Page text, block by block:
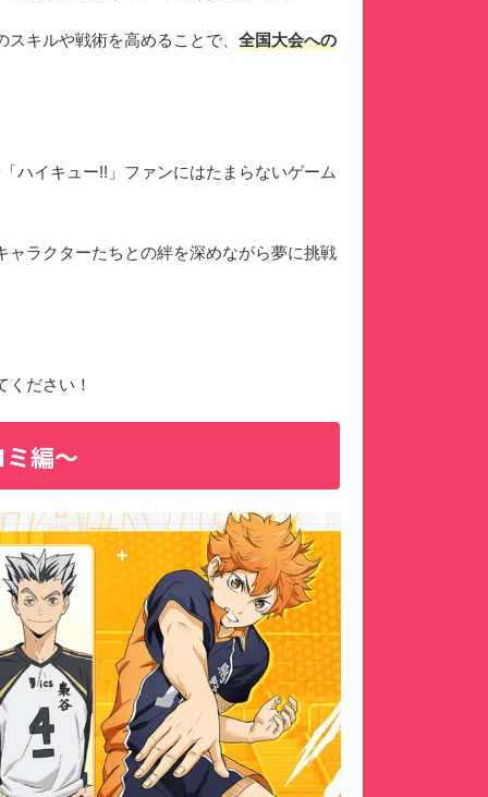
キルや戦術を高めることで、 全国大会への
ハイキュー!!」ファンにはたまらないゲーム
ラクターたちとの絆を深めながら夢に挑戦
ください！
編〜